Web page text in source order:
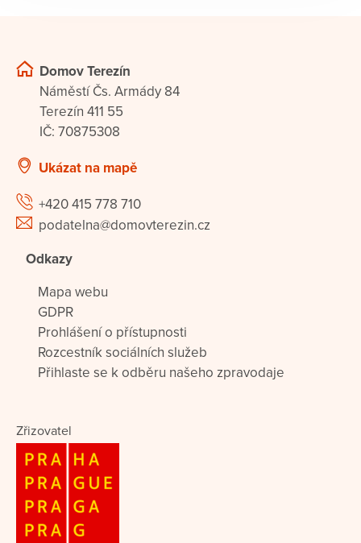
Domov Terezín
Náměstí Čs. Armády 84
Terezín 411 55
IČ: 70875308
Ukázat na mapě
+420 415 778 710
podatelna@domovterezin.cz
Odkazy
Mapa webu
GDPR
Prohlášení o přístupnosti
Rozcestník sociálních služeb
Přihlaste se k odběru našeho zpravodaje
Zřizovatel